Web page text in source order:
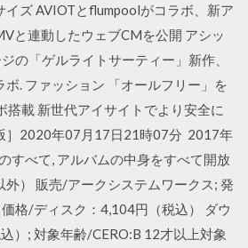
イズ AVIOTとflumpoolがコラボ、新ア
と連動したウェブCMを公開 アシッ
の「ゲルライトサーティー」新作、
. ファッション 「オールフリー」を
搭載 新世代アイサイトでより安全に
］2020年07月17日21時07分 2017年
すべて, アルバムの中身をすべて開放
外） 販売/アークシステムワークス; 発
格/ディスク：4,104円（税込） ダウ
）; 対象年齢/CERO:B 12才以上対象